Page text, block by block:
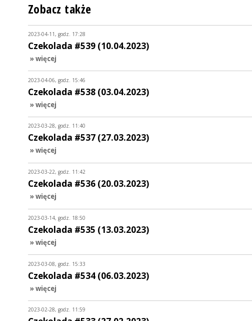
Zobacz także
2023-04-11, godz. 17:28
Czekolada #539 (10.04.2023)
» więcej
2023-04-06, godz. 15:46
Czekolada #538 (03.04.2023)
» więcej
2023-03-28, godz. 11:40
Czekolada #537 (27.03.2023)
» więcej
2023-03-22, godz. 11:42
Czekolada #536 (20.03.2023)
» więcej
2023-03-14, godz. 18:50
Czekolada #535 (13.03.2023)
» więcej
2023-03-08, godz. 15:33
Czekolada #534 (06.03.2023)
» więcej
2023-02-28, godz. 11:59